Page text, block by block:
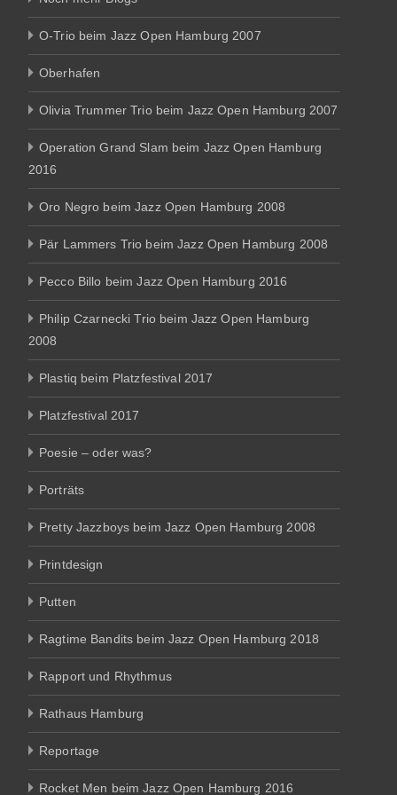
O-Trio beim Jazz Open Hamburg 2007
Oberhafen
Olivia Trummer Trio beim Jazz Open Hamburg 2007
Operation Grand Slam beim Jazz Open Hamburg
2016
Oro Negro beim Jazz Open Hamburg 2008
Pär Lammers Trio beim Jazz Open Hamburg 2008
Pecco Billo beim Jazz Open Hamburg 2016
Philip Czarnecki Trio beim Jazz Open Hamburg
2008
Plastiq beim Platzfestival 2017
Platzfestival 2017
Poesie – oder was?
Porträts
Pretty Jazzboys beim Jazz Open Hamburg 2008
Printdesign
Putten
Ragtime Bandits beim Jazz Open Hamburg 2018
Rapport und Rhythmus
Rathaus Hamburg
Reportage
Rocket Men beim Jazz Open Hamburg 2016